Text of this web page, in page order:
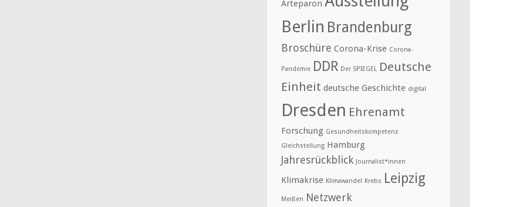
Arteparon
Berlin Brandenburg
Broschüre Corona-Krise Corona-
Pandemie DDR Der SPIEGEL Deutsche
Einheit deutsche Geschichte digital
Dresden Ehrenamt
Forschung Gesundheitskompetenz
Gleichstellung Hamburg
Jahresrückblick Journalist*innen
Klimakrise Klimawandel Krebs Leipzig
Meißen Netzwerk